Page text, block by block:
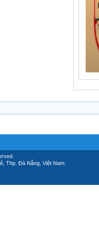
Thp. Đà Nẵng, Việt Nam.